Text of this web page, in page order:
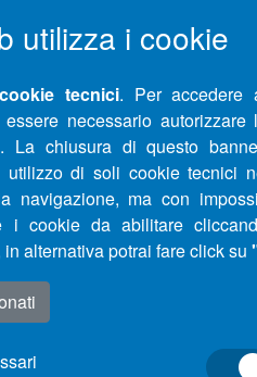
utilizza i cookie
tecnici. Per accedere
necessario
La chiusura di questo
di soli cookie tecnici
navigazione, ma con
i cookie da abilitare
alternativa potrai fare click su